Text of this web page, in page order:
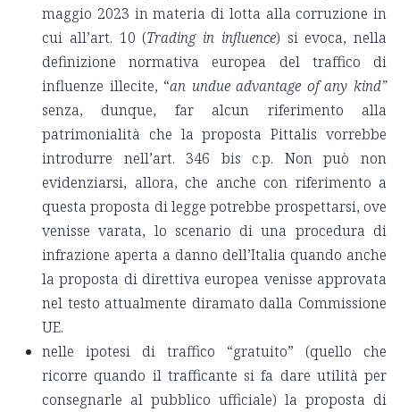
maggio 2023 in materia di lotta alla corruzione in
cui all’art. 10 (Trading in influence) si evoca, nella
definizione normativa europea del traffico di
influenze illecite, “an undue advantage of any kind”
senza, dunque, far alcun riferimento alla
patrimonialità che la proposta Pittalis vorrebbe
introdurre nell’art. 346 bis c.p. Non può non
evidenziarsi, allora, che anche con riferimento a
questa proposta di legge potrebbe prospettarsi, ove
venisse varata, lo scenario di una procedura di
infrazione aperta a danno dell’Italia quando anche
la proposta di direttiva europea venisse approvata
nel testo attualmente diramato dalla Commissione
UE.
nelle ipotesi di traffico “gratuito” (quello che
ricorre quando il trafficante si fa dare utilità per
consegnarle al pubblico ufficiale) la proposta di